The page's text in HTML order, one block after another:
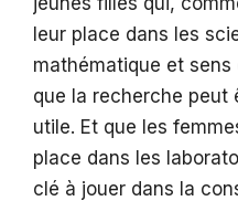
leur place dans les
mathématique et
que la recherche peut
utile. Et que les
place dans les
clé à jouer dans la